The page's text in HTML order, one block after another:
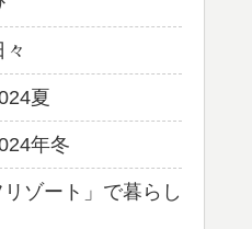
夏
年冬
リゾート」で暮らし